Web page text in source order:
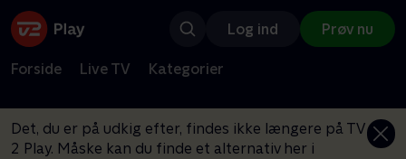
Log ind Prøv nu
Forside Live TV Kategorier
Det, du er på udkig efter, findes ikke længere på TV
2 Play. Måske kan du finde et alternativ her i